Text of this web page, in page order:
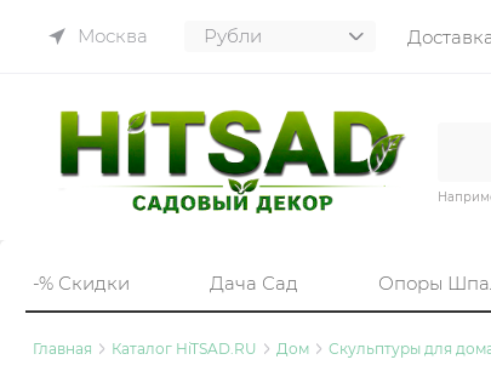
Москва
-% Скидки Дача Сад Опоры
Главная Каталог HiTSAD.RU Дом Скульптуры для